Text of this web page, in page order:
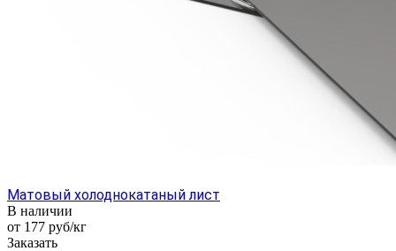
Матовый холоднокатаный лист
В наличии
от 177 руб/кг
Заказать